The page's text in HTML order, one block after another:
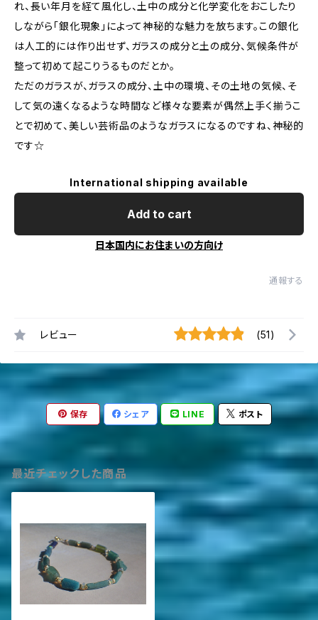
れ、長い年月を経て風化し、土中の成分と化学変化をおこしたり
しながら「銀化現象」によって神秘的な魅力を放ちます。この銀化
は人工的には作り出せず、ガラスの成分と土の成分、気候条件が
整って初めて起こりうるものだとか。
ただのガラスが、ガラスの成分、土中の環境、その土地の気候、そ
して気の遠くなるような時間など様々な要素が偶然上手く揃うこ
とで初めて、美しい芸術品のようなガラスになるのですね、神秘的
です☆
International shipping available
Add to cart
日本国内にお住まいの方向け
通報する
レビュー (51)
保存 シェア LINE ポスト
最近チェックした商品